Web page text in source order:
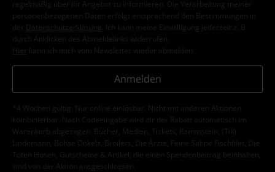
regelmäßig über ihr Angebot zu informieren. Die Verarbeitung meiner
personenbezogenen Daten erfolgt entsprechend den Bestimmungen in
der
Datenschutzerklärung
. Ich kann meine Einwilligung jederzeit z. B.
durch Anklicken des Abmeldelinks widerrufen.
Hier kann ich mich vom Newsletter wieder abmelden.
Anmelden
*4 Wochen gültig. Nur online einlösbar. Nicht mit anderen Aktionen
kombinierbar. Nach Codeeingabe wird dir der Rabatt automatisch im
Warenkorb abgezogen. Bücher, Medien, Tickets, Rammstein, (Till)
Lindemann, Böhse Onkelz, Broilers, Die Ärzte, Feine Sahne Fischfilet, Die
Toten Hosen, Gutscheine & Artikel, die einen Spendenbeitrag beinhalten,
sind von der Aktion ausgeschlossen.